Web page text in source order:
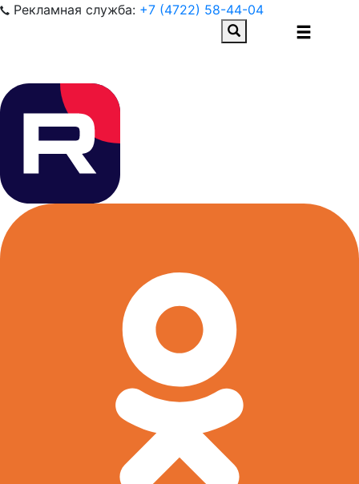
Рекламная служба: +7 (4722) 58-44-04